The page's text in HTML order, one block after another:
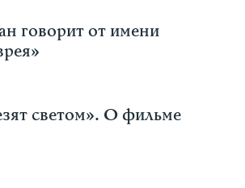
говорит от имени
светом». О фильме